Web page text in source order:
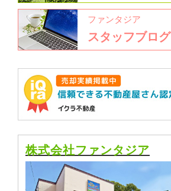
ファンタジア
スタッフブログ
株式会社ファンタジア